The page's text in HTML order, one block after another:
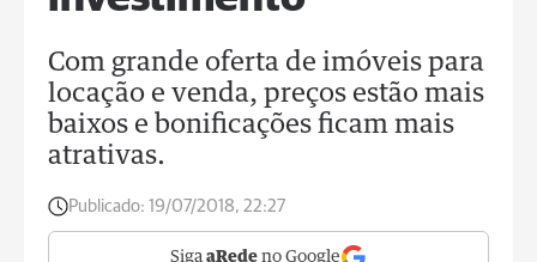
Com grande oferta de imóveis para
locação e venda, preços estão mais
baixos e bonificações ficam mais
atrativas.
Publicado: 19/07/2018, 22:27
Siga aRede no Google